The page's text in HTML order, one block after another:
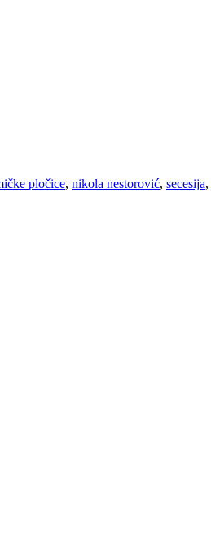
pločice, nikola nestorović, secesija,